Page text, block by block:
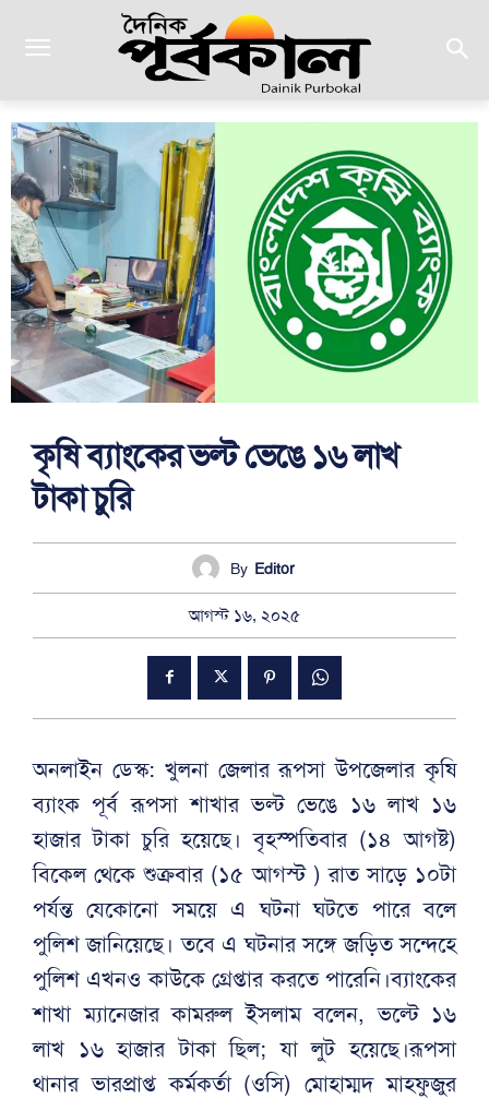
কৃষি ব্যাংকের ভল্ট ভেঙে ১৬ লাখ
টাকা চুরি
By Editor
আগস্ট ১৬, ২০২৫
অনলাইন ডেস্ক: খুলনা জেলার রূপসা উপজেলার কৃষি
ব্যাংক পূর্ব রূপসা শাখার ভল্ট ভেঙে ১৬ লাখ ১৬
হাজার টাকা চুরি হয়েছে। বৃহস্পতিবার (১৪ আগষ্ট)
বিকেল থেকে শুক্রবার (১৫ আগস্ট ) রাত সাড়ে ১০টা
পর্যন্ত যেকোনো সময়ে এ ঘটনা ঘটতে পারে বলে
পুলিশ জানিয়েছে। তবে এ ঘটনার সঙ্গে জড়িত সন্দেহে
পুলিশ এখনও কাউকে গ্রেপ্তার করতে পারেনি।ব্যাংকের
শাখা ম্যানেজার কামরুল ইসলাম বলেন, ভল্টে ১৬
লাখ ১৬ হাজার টাকা ছিল; যা লুট হয়েছে।রূপসা
থানার ভারপ্রাপ্ত কর্মকর্তা (ওসি) মোহাম্মদ মাহফুজুর